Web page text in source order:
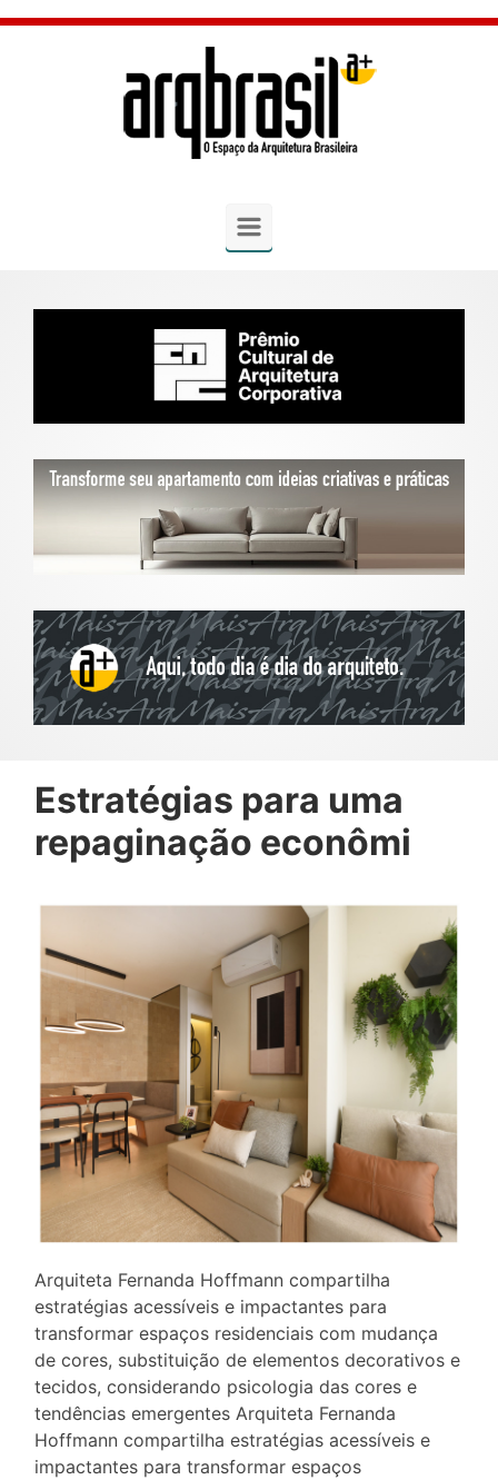
Skip to main content
Estratégias para uma
repaginação econômi
Arquiteta Fernanda Hoffmann compartilha
estratégias acessíveis e impactantes para
transformar espaços residenciais com mudança
de cores, substituição de elementos decorativos e
tecidos, considerando psicologia das cores e
tendências emergentes Arquiteta Fernanda
Hoffmann compartilha estratégias acessíveis e
impactantes para transformar espaços